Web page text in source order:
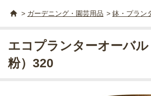
> ガーデニング・園芸用品 > 鉢・プラン
エコプランターオーバ
粉）320